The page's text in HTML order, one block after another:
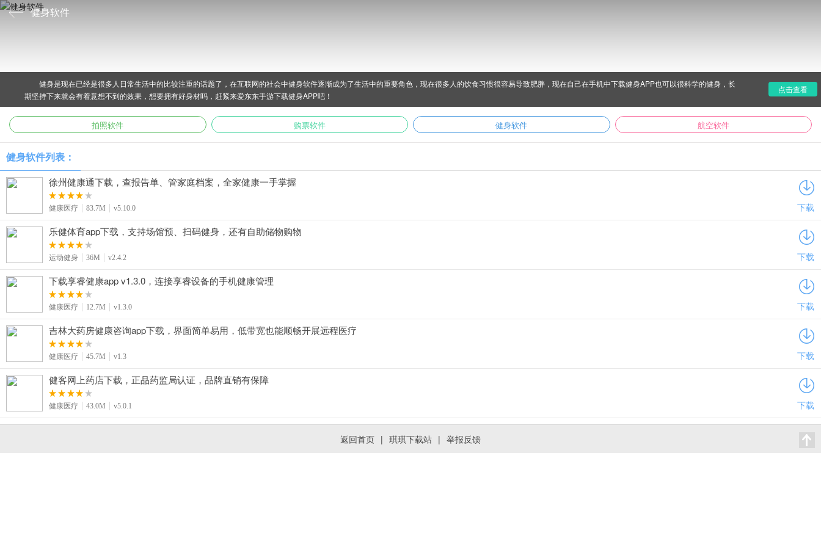
健身软件
健身是现在已经是很多人日常生活中的比较注重的话题了，在互联网的社会中健身软件逐渐成为了生活中的重要角色，现在很多人的饮食习惯很容易导致肥胖，现在自己在手机中下载健身APP也可以很科学的健身，长
期坚持下来就会有着意想不到的效果，想要拥有好身材吗，赶紧来爱东东手游下载健身APP吧！
点击查看
拍照软件 购票软件 健身软件 航空软件
健身软件列表：
徐州健康通下载，查报告单、管家庭档案，全家健康一手掌握
健康医疗 83.7M v5.10.0 下载
乐健体育app下载，支持场馆预、扫码健身，还有自助储物购物
运动健身 36M v2.4.2 下载
下载享睿健康app v1.3.0，连接享睿设备的手机健康管理
健康医疗 12.7M v1.3.0 下载
吉林大药房健康咨询app下载，界面简单易用，低带宽也能顺畅开展远程医疗
健康医疗 45.7M v1.3 下载
健客网上药店下载，正品药监局认证，品牌直销有保障
健康医疗 43.0M v5.0.1 下载
返回首页 | 琪琪下载站 | 举报反馈